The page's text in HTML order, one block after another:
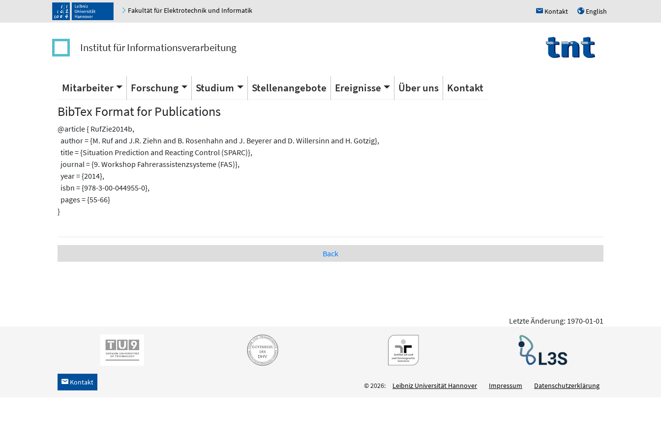
Fakultät für Elektrotechnik und Informatik h Kontakt u English
Institut für Informationsverarbeitung
Mitarbeiter Forschung Studium Stellenangebote Ereignisse Über uns Kontakt
BibTex Format for Publications
@article { RufZie2014b,
author = {M. Ruf and J.R. Ziehn and B. Rosenhahn and J. Beyerer and D. Willersinn and H. Gotzig},
title = {Situation Prediction and Reacting Control (SPARC)},
journal = {9. Workshop Fahrerassistenzsysteme (FAS)},
year = {2014},
isbn = {978-3-00-044955-0},
pages = {55-66}
}
Back
Letzte Änderung: 1970-01-01
h Kontakt © 2026: Leibniz Universität Hannover Impressum Datenschutzerklärung